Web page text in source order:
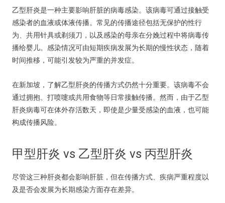
乙型肝炎是一种主要影响肝脏的病毒感染。该病毒可通过接触受
感染者的血液或体液传播。常见的传播途径包括无保护的性行
为、共用针具或剃须刀，以及感染的母亲在分娩过程中将病毒传
播给婴儿。感染情况可由短期疾病发展为长期的慢性状态，随着
时间推移，可能引发较为严重的并发症。
在新加坡，了解乙型肝炎的传播方式仍然十分重要。该病毒不会
通过拥抱、打喷嚏或共用食物等日常接触传播。然而，由于乙型
肝炎病毒可在体外存活数天，即使是少量受感染的血液，也可能
构成传播风险。
甲型肝炎 vs 乙型肝炎 vs 丙型肝炎
尽管这三种肝炎都会影响肝脏，但在传播方式、疾病严重程度以
及是否会发展为长期感染方面存在差异。